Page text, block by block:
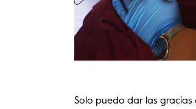
Solo puedo dar las